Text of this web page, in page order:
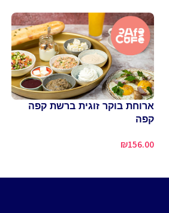
ארוחת בוקר זוגית ברשת קפה
קפה
₪156.00